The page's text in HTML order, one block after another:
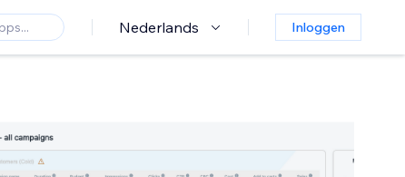
Nederlands Inloggen